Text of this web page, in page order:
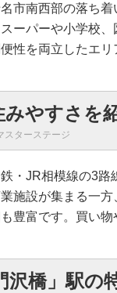
市南西部の落ち
ーパーや小学校
性を両立したエリ
みやすさを
スターステージ
・JR相模線の3
施設が集まる一
豊富です。買い
沢橋」駅の